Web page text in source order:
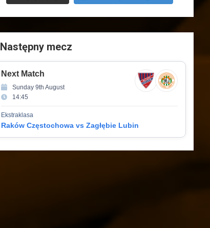
Następny mecz
Next Match
Sunday 9th August
14:45
Ekstraklasa
Raków Częstochowa vs Zagłębie Lubin